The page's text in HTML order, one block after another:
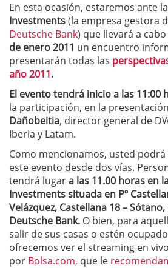
En esta ocasión, estaremos ante
Investments(la empresa gestora
Deutsche Bank) que llevará a
de enero 2011 un encuentro
presentarán todas las
año 2011.
El evento tendrá inicio a las 11:00
la participación, en la
Dañobeitia, director general de
Iberia y Latam.
Como mencionamos, usted
este evento desde dos vías.
tendrá lugara las 11.00 horas en
Investments situada en Pº
Velázquez, Castellana 18 –
Deutsche Bank. O bien, para
salir de sus casas o estén
ofrecemos ver el streaming en
por Bolsa.com, que le